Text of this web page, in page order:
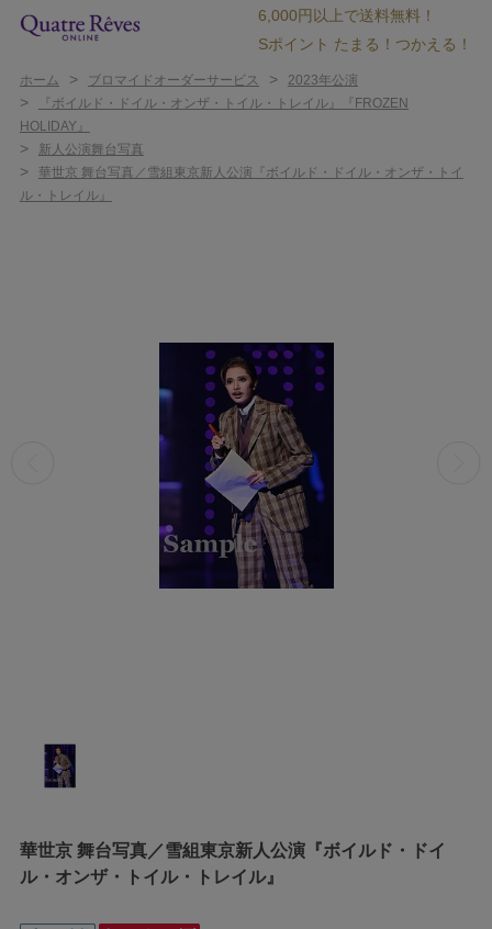
6,000円以上で送料無料！
Sポイント たまる！つかえる！
ホーム > ブロマイドオーダーサービス > 2023年公演
>
『ボイルド・ドイル・オンザ・トイル・トレイル』『FROZEN
HOLIDAY』
> 新人公演舞台写真
>
華世京 舞台写真／雪組東京新人公演『ボイルド・ドイル・オンザ・トイ
ル・トレイル』
華世京 舞台写真／雪組東京新人公演『ボイルド・ドイ
ル・オンザ・トイル・トレイル』